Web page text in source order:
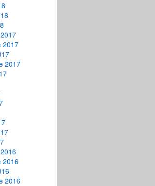
2017
2017
2016
2016